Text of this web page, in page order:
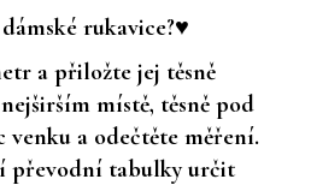
rukavice?♥
a přiložte jej těsně
místě, těsně pod
venku a odečtěte měření.
převodní tabulky určit